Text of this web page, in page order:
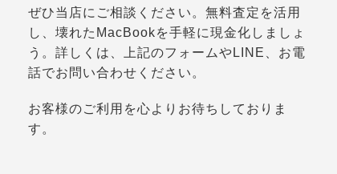
ぜひ当店にご相談ください。無料査定を活用
し、壊れたMacBookを手軽に現金化しましょ
う。詳しくは、上記のフォームやLINE、お電
話でお問い合わせください。
お客様のご利用を心よりお待ちしておりま
す。